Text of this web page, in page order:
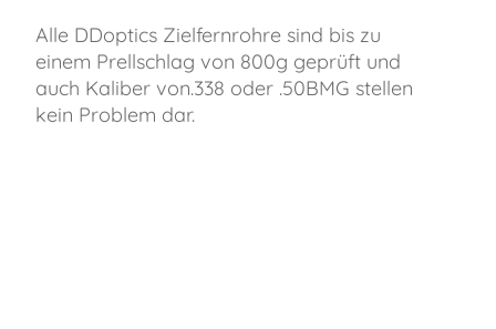
Alle DDoptics Zielfernrohre sind bis zu
einem Prellschlag von 800g geprüft und
auch Kaliber von.338 oder .50BMG stellen
kein Problem dar.